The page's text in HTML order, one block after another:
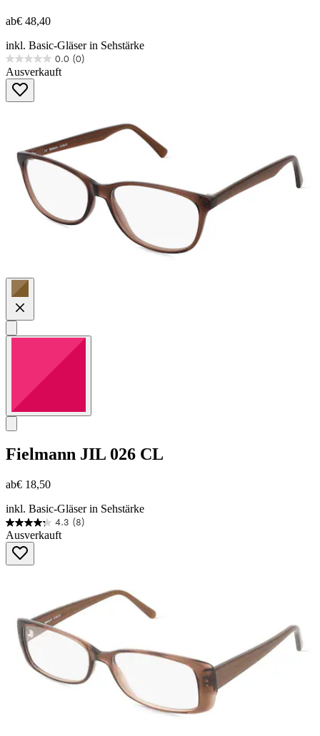
ab€ 48,40
inkl. Basic-Gläser in Sehstärke
0.0 (0)
0.0
von
Sternen.
Ausverkauft
Fielmann JIL 026 CL
ab€ 18,50
inkl. Basic-Gläser in Sehstärke
4.3 (8)
4.3
von
Sternen.
Ausverkauft